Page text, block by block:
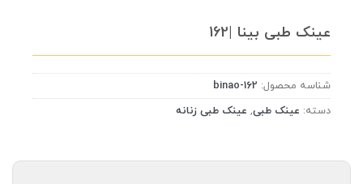
عینک طبی بینا |162
شناسه محصول: binao-162
دسته: عینک طبی, عینک طبی زنانه